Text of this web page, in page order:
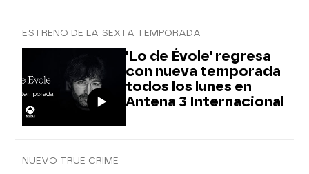
ESTRENO DE LA SEXTA TEMPORADA
'Lo de Évole' regresa
con nueva temporada
todos los lunes en
Antena 3 Internacional
NUEVO TRUE CRIME